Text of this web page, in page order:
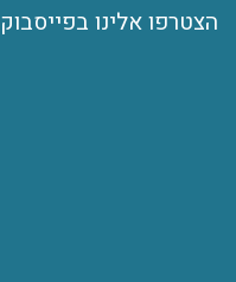
הצטרפו אלינו בפייסבוק